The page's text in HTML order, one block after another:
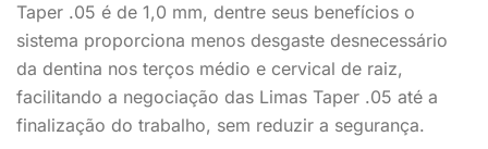
Taper .05 é de 1,0 mm, dentre seus benefícios o
sistema proporciona menos desgaste desnecessário
da dentina nos terços médio e cervical de raiz,
facilitando a negociação das Limas Taper .05 até a
finalização do trabalho, sem reduzir a segurança.